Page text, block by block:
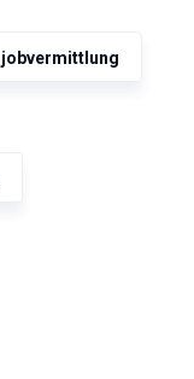
jobvermittlung